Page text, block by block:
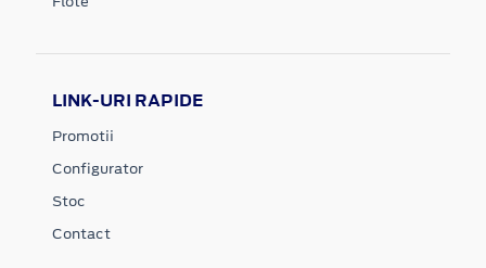
LINK-URI RAPIDE
Promotii
Configurator
Stoc
Contact